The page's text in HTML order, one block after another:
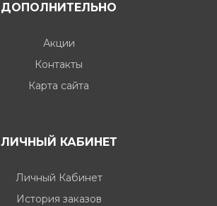
ДОПОЛНИТЕЛЬНО
Акции
Контакты
Карта сайта
ЛИЧНЫЙ КАБИНЕТ
Личный Кабинет
История заказов